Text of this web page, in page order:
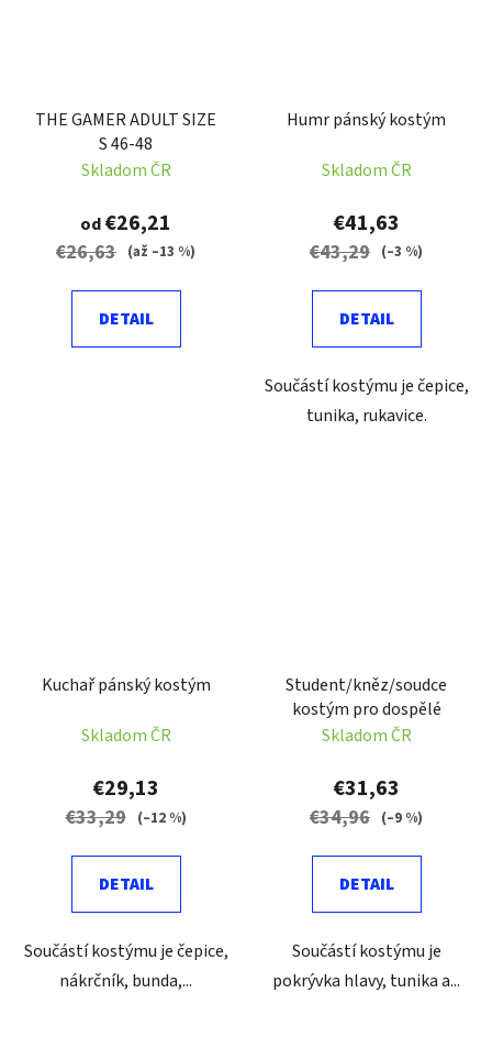
THE GAMER ADULT SIZE
S 46-48
Skladom ČR
od€26,21
€26,63 (až –13 %)
DETAIL
Humr pánský kostým
Skladom ČR
€41,63
€43,29 (–3 %)
DETAIL
Součástí kostýmu je čepice,
tunika, rukavice.
Kuchař pánský kostým
Skladom ČR
€29,13
€33,29 (–12 %)
DETAIL
Součástí kostýmu je čepice,
nákrčník, bunda,...
Student/kněz/soudce
kostým pro dospělé
Skladom ČR
€31,63
€34,96 (–9 %)
DETAIL
Součástí kostýmu je
pokrývka hlavy, tunika a...